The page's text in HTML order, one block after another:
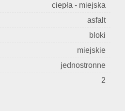
ciepła - miejska
asfalt
bloki
miejskie
jednostronne
2